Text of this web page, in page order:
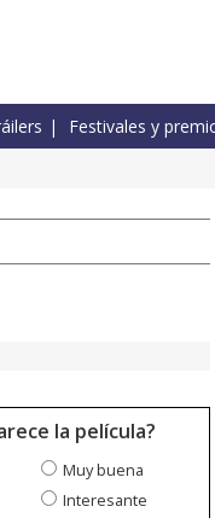
Festivales y
la película?
Muy buena
Interesante